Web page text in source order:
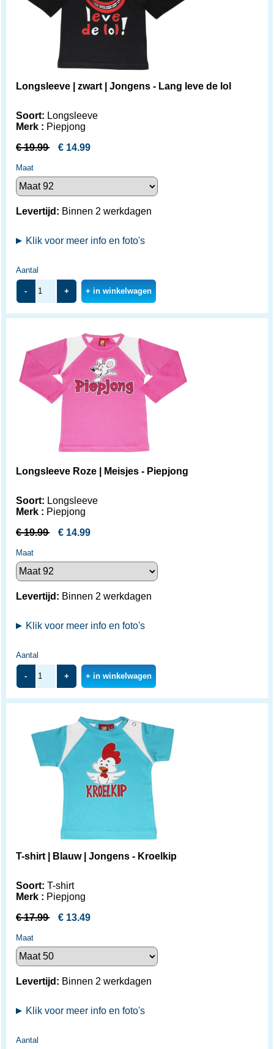
Longsleeve | zwart | Jongens - Lang leve de lol
Soort: Longsleeve
Merk : Piepjong
€19.99 € 14.99
Maat
Levertijd: Binnen 2 werkdagen
Klik voor meer info en foto's
Aantal
- + + in winkelwagen
Longsleeve Roze | Meisjes - Piepjong
Soort: Longsleeve
Merk : Piepjong
€19.99 € 14.99
Maat
Levertijd: Binnen 2 werkdagen
Klik voor meer info en foto's
Aantal
- + + in winkelwagen
T-shirt | Blauw | Jongens - Kroelkip
Soort: T-shirt
Merk : Piepjong
€17.99 € 13.49
Maat
Levertijd: Binnen 2 werkdagen
Klik voor meer info en foto's
Aantal